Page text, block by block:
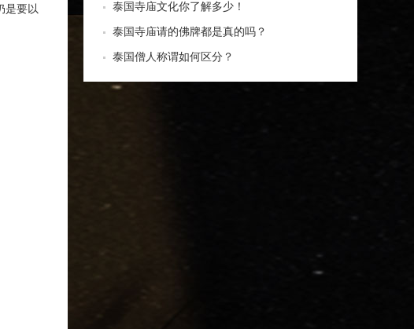
是要以
泰国寺庙文化你了解多少！
泰国寺庙请的佛牌都是真的吗？
泰国僧人称谓如何区分？